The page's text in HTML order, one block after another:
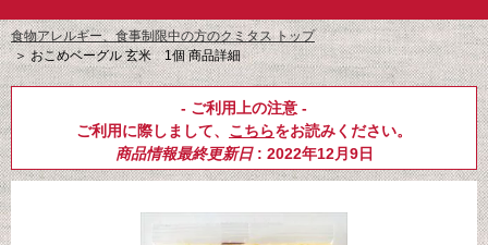
食物アレルギー、食事制限中の方のクミタス トップ
＞おこめベーグル 玄米 1個 商品詳細
- ご利用上の注意 -
ご利用に際しまして、 こちらをお読みください。
商品情報最終更新日: 2022年12月9日